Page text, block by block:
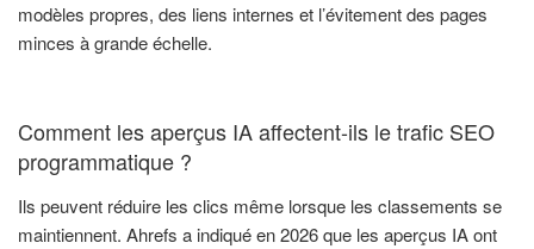
modèles propres, des liens internes et l’évitement des pages
minces à grande échelle.
Comment les aperçus IA affectent-ils le trafic SEO
programmatique ?
Ils peuvent réduire les clics même lorsque les classements se
maintiennent. Ahrefs a indiqué en 2026 que les aperçus IA ont